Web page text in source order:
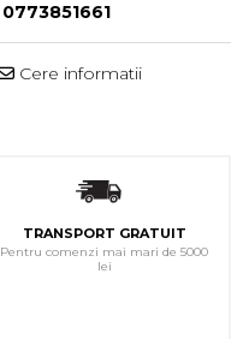
0773851661
Cere informatii
TRANSPORT GRATUIT
Pentru comenzi mai mari de 5000
lei